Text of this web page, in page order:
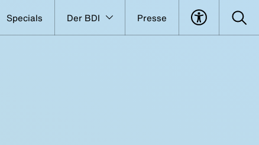
Specials Der BDI Presse